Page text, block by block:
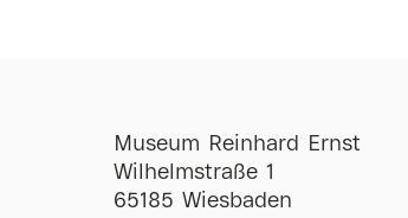
Museum Reinhard Ernst
Wilhelmstraße 1
65185 Wiesbaden